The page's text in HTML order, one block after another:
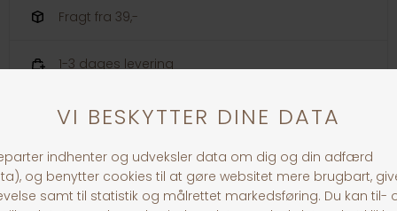
Fragt fra 39,-
1-3 dages levering
Andre købte også